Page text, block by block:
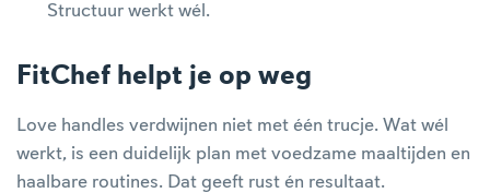
Structuur werkt wél.
FitChef helpt je op weg
Love handles verdwijnen niet met één trucje. Wat wél
werkt, is een duidelijk plan met voedzame maaltijden en
haalbare routines. Dat geeft rust én resultaat.